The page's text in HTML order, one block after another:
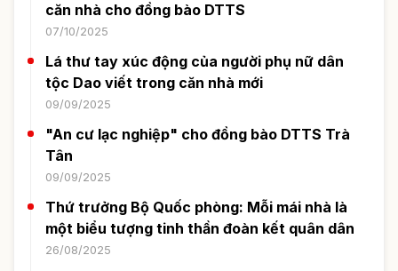
căn nhà cho đồng bào DTTS
07/10/2025
Lá thư tay xúc động của người phụ nữ dân
tộc Dao viết trong căn nhà mới
09/09/2025
"An cư lạc nghiệp" cho đồng bào DTTS Trà
Tân
09/09/2025
Thứ trưởng Bộ Quốc phòng: Mỗi mái nhà là
một biểu tượng tinh thần đoàn kết quân dân
26/08/2025